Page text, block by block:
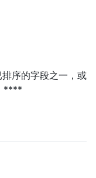
排序的字段之一，或
****